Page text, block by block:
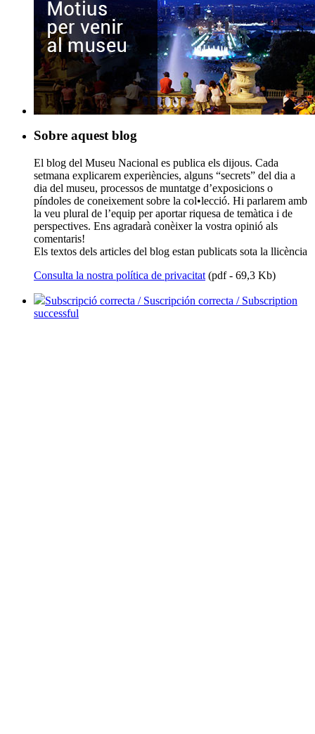
Sobre aquest blog
El blog del Museu Nacional es publica els dijous. Cada
setmana explicarem experiències, alguns “secrets” del dia a
dia del museu, processos de muntatge d’exposicions o
píndoles de coneixement sobre la col•lecció. Hi parlarem amb
la veu plural de l’equip per aportar riquesa de temàtica i de
perspectives. Ens agradarà conèixer la vostra opinió als
comentaris!
Els textos dels articles del blog estan publicats sota la llicència
Consulta la nostra política de privacitat (pdf - 69,3 Kb)
Subscripció correcta / Suscripción correcta / Subscription
successful